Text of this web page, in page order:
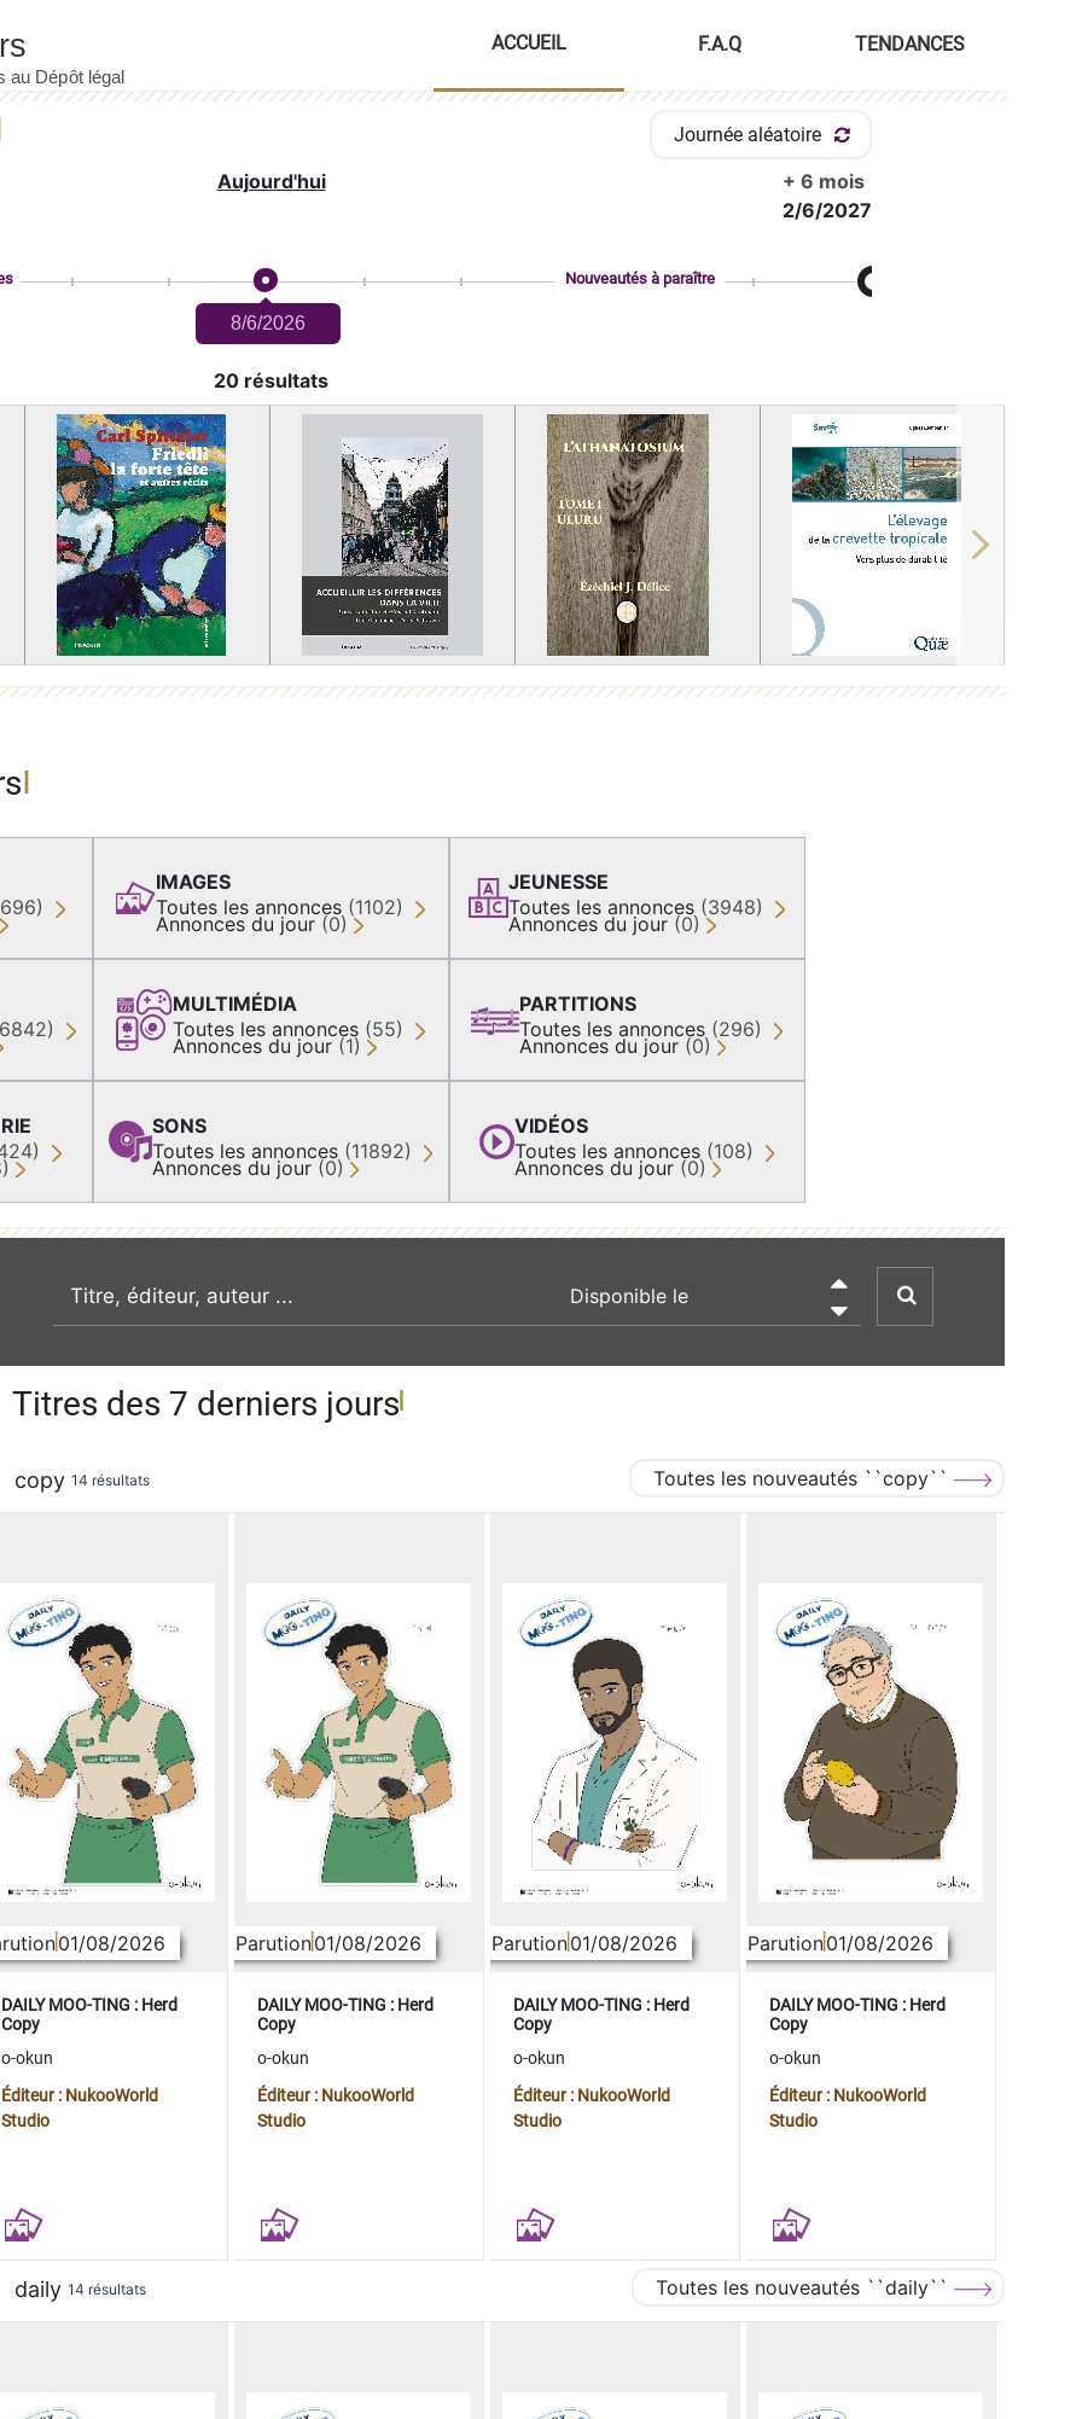
ACCUEIL F.A.Q TENDANCES
Journée aléatoire
Aujourd'hui
+ 6 mois
2/6/2027
8/6/2026
Nouveautés à paraître
20 résultats
Next
IMAGES
Toutes les annonces (1102)
Annonces du jour (0)
MULTIMÉDIA
Toutes les annonces (55)
Annonces du jour (1)
SONS
Toutes les annonces (11892)
Annonces du jour (0)
JEUNESSE
Toutes les annonces (3948)
Annonces du jour (0)
PARTITIONS
Toutes les annonces (296)
Annonces du jour (0)
VIDÉOS
Toutes les annonces (108)
Annonces du jour (0)
recherche par mot clé

Titres des 7 derniers jours
copy 14 résultats Toutes les nouveautés ``copy``
01/08/2026
DAILY MOO-TING : Herd
Copy
o-okun
Éditeur : NukooWorld
Studio
Parution01/08/2026
DAILY MOO-TING : Herd
Copy
o-okun
Éditeur : NukooWorld
Studio
Parution01/08/2026
DAILY MOO-TING : Herd
Copy
o-okun
Éditeur : NukooWorld
Studio
Parution01/08/2026
DAILY MOO-TING : Herd
Copy
o-okun
Éditeur : NukooWorld
Studio
daily 14 résultats Toutes les nouveautés ``daily``